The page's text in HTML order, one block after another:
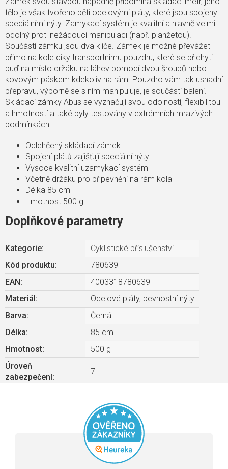
tělo je však tvořeno pěti ocelovými pláty, které jsou spojeny
speciálními nýty. Zamykací systém je kvalitní a hlavně velmi
odolný proti nežádoucí manipulaci (např. planžetou).
Součástí zámku jsou dva klíče. Zámek je možné převážet
přímo na kole díky transportnímu pouzdru, které se přichytí
buď na místo držáku na láhev pomocí dvou šroubů nebo
kovovým páskem kdekoliv na rám. Pouzdro vám tak usnadní
přepravu, výborně se s ním manipuluje, je součástí balení.
Skládací zámky Abus se vyznačují svou odolností, flexibilitou
a hmotností a také byly testovány v extrémních mrazivých
podmínkách.
Odlehčený skládací zámek
Spojení plátů zajišťují speciální nýty
Vysoce kvalitní uzamykací systém
Včetně držáku pro připevnění na rám kola
Délka 85 cm
Hmotnost 500 g
Doplňkové parametry
Kategorie:
Cyklistické příslušenství
Kód produktu:
780639
EAN:
4003318780639
Materiál:
Ocelové pláty, pevnostní nýty
Barva:
Černá
Délka:
85 cm
Hmotnost:
500 g
Úroveň
zabezpečení:
7